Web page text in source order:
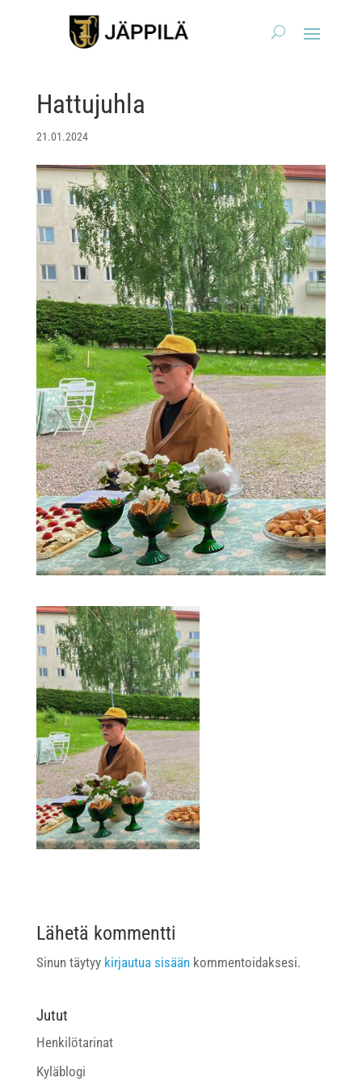
Hattujuhla
21.01.2024
Lähetä kommentti
Sinun täytyy kirjautua sisäänkommentoidaksesi.
Jutut
Henkilötarinat
Kyläblogi